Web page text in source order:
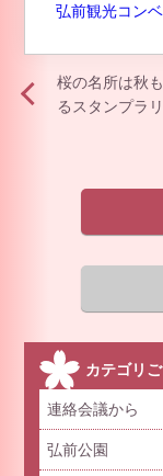
弘前観光コン
桜の名所は秋
るスタンプラ
カテゴリ
連絡会議から
弘前公園